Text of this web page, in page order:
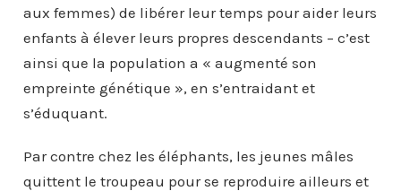
aux femmes) de libérer leur temps pour aider leurs
enfants à élever leurs propres descendants – c’est
ainsi que la population a « augmenté son
empreinte génétique », en s’entraidant et
s’éduquant.
Par contre chez les éléphants, les jeunes mâles
quittent le troupeau pour se reproduire ailleurs et